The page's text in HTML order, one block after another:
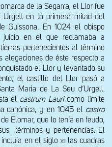
de la Segarra, el Llor fue
Urgell en la primera mitad del
Guissona. En 1024 el obispo
en el que reclamaba a
pertenecientes al término
alegaciones de éste respecto a
el Llor y levantado su
el castillo del Llor pasó a
Maria de La Seu d’Urgell.
el castrum Lauri como límite
canónica, y en 1045 el castro
Elomar, que lo tenía en feudo,
términos y pertenencias. El
en el siglo xii las cuadras